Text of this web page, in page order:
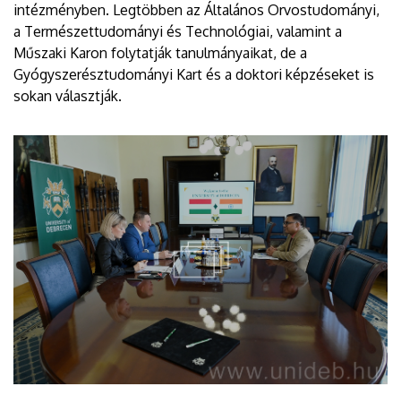
intézményben. Legtöbben az Általános Orvostudományi,
a Természettudományi és Technológiai, valamint a
Műszaki Karon folytatják tanulmányaikat, de a
Gyógyszerésztudományi Kart és a doktori képzéseket is
sokan választják.